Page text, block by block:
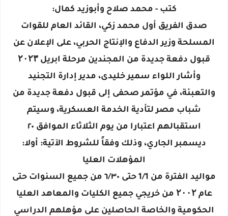
كتب - محمد صلاح وأبوزيد كمال:
صدق الفريق أول محمد زكي، القائد العام للقوات
المسلحة وزير الدفاع والإنتاج الحربي، على الإعلان عن
قبول دفعة جديدة من المجندين مرحلة ابريل ۲۰۲۳
وأشار اللواء سمير خليدى، مدير إدارة التجنيد
والتعبئة، في مؤتمر صحفى إلى قبول دفعة جديدة من
شباب مصر لتأدية الخدمة العسكرية، وسيتم
استقبالهم اعتبارا من يوم الثلاثاء الموافق ٢٠
ديسمبر الجاري، وذلك وفقاً للشروط الآتية: أولا:
المؤهلات العليا
مواليد الفترة من 1/1 حتى ٦/٣٠ من جميع السنوات حتى
عام ۲۰۰۲ من خريجي جميع الكليات والمعاهد العليا
الحكومية والخاصة الحاصلين على مؤهلهم الدراسي